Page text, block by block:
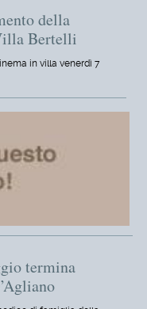
della
Bertelli
in villa venerdì 7
termina